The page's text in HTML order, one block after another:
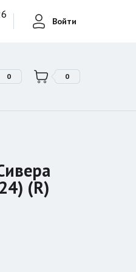
Войти
0 0
поисковые
тактические
(R)